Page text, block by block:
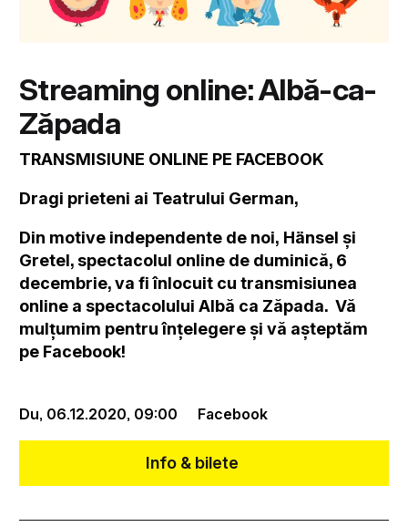
Du, 06.12.2020, 09:00 Facebook
Streaming online: Albă-ca-
Zăpada
TRANSMISIUNE ONLINE PE FACEBOOK
Dragi prieteni ai Teatrului German,
Din motive independente de noi, Hänsel și
Gretel, spectacolul online de duminică, 6
decembrie, va fi înlocuit cu transmisiunea
online a spectacolului Albă ca Zăpada. Vă
mulțumim pentru înțelegere și vă așteptăm
pe Facebook!
Info & bilete